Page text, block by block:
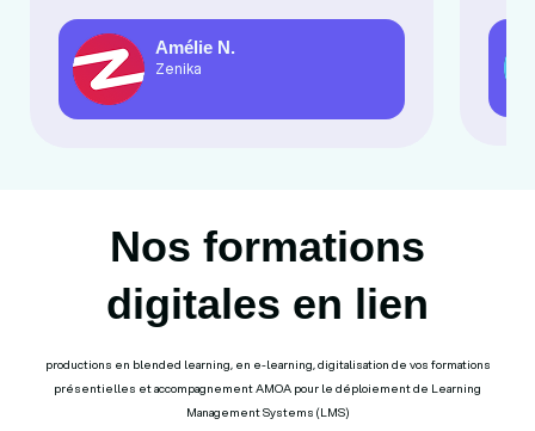
Amélie N.
Zenika
Nos formations
digitales en lien
productions en blended learning, en e-learning, digitalisation de vos formations
présentielles et accompagnement AMOA pour le déploiement de Learning
Management Systems (LMS)